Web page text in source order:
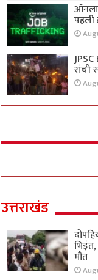
रांची
उत्तराखंड
मौत